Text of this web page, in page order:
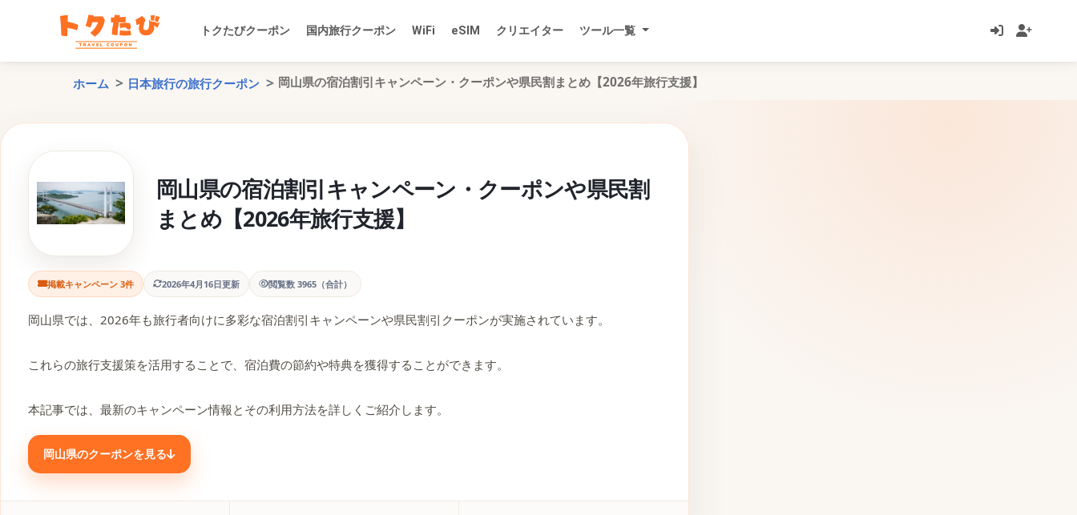
トクたびクーポン 国内旅行クーポン WiFi eSIM クリエイター ツール一覧
ホーム 日本旅行の旅行クーポン 岡山県の宿泊割引キャンペーン・クーポンや県民割まとめ【2026年旅行支援】
岡山県の宿泊割引キャンペーン・クーポンや県民割
まとめ【2026年旅行支援】
掲載キャンペーン 3件 2026年4月16日更新 閲覧数 3965（合計）
岡山県では、2026年も旅行者向けに多彩な宿泊割引キャンペーンや県民割引クーポンが実施されています。
​これらの旅行支援策を活用することで、宿泊費の節約や特典を獲得することができます。
​本記事では、最新のキャンペーン情報とその利用方法を詳しくご紹介します。
岡山県のクーポンを見る